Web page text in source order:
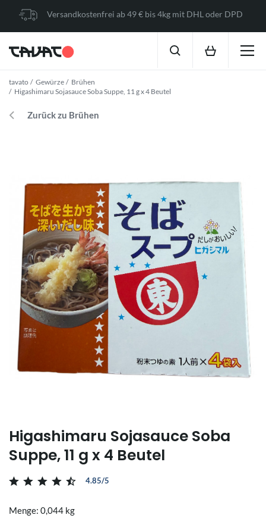
Versandkostenfrei ab 49 € bis 4kg mit DHL oder DPD
tavato Gewürze
Brühen
Higashimaru Sojasauce Soba Suppe, 11 g x 4 Beutel
Zurück zu Brühen
Higashimaru Sojasauce Soba
Suppe, 11 g x 4 Beutel
4.85/5
Menge: 0,044 kg